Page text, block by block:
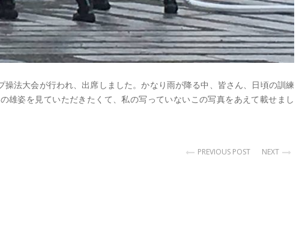
法大会が行われ、出席しました。かなり雨が降る中、皆さん、日頃の訓練
雄姿を見ていただきたくて、私の写っていないこの写真をあえて載せまし
PREVIOUS POST NEXT